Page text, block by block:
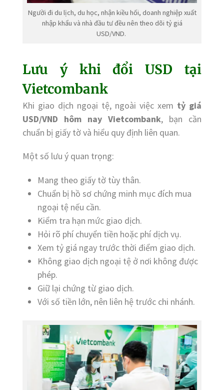
Người đi du lịch, du học, nhận kiều hối, doanh nghiệp xuất
nhập khẩu và nhà đầu tư đều nên theo dõi tỷ giá
USD/VND.
Lưu ý khi đổi USD tại
Vietcombank
Khi giao dịch ngoại tệ, ngoài việc xem tỷ giá
USD/VND hôm nay Vietcombank, bạn cần
chuẩn bị giấy tờ và hiểu quy định liên quan.
Một số lưu ý quan trọng:
Mang theo giấy tờ tùy thân.
Chuẩn bị hồ sơ chứng minh mục đích mua
ngoại tệ nếu cần.
Kiểm tra hạn mức giao dịch.
Hỏi rõ phí chuyển tiền hoặc phí dịch vụ.
Xem tỷ giá ngay trước thời điểm giao dịch.
Không giao dịch ngoại tệ ở nơi không được
phép.
Giữ lại chứng từ giao dịch.
Với số tiền lớn, nên liên hệ trước chi nhánh.